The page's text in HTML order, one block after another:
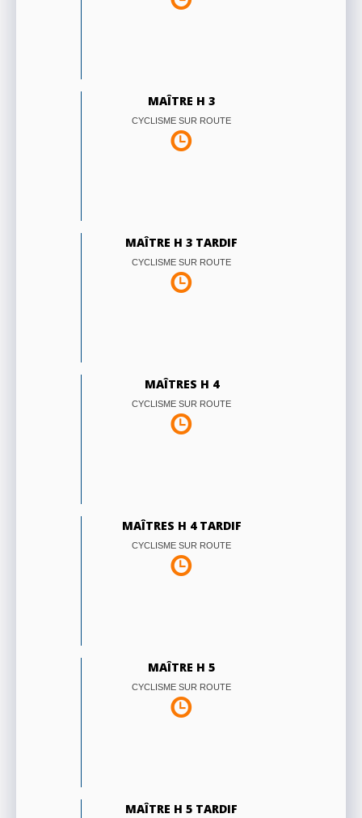
MAÎTRE H 3
CYCLISME SUR ROUTE
MAÎTRE H 3 TARDIF
CYCLISME SUR ROUTE
MAÎTRES H 4
CYCLISME SUR ROUTE
MAÎTRES H 4 TARDIF
CYCLISME SUR ROUTE
MAÎTRE H 5
CYCLISME SUR ROUTE
MAÎTRE H 5 TARDIF